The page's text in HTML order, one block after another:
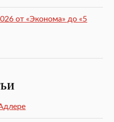
от «Эконома» до «5